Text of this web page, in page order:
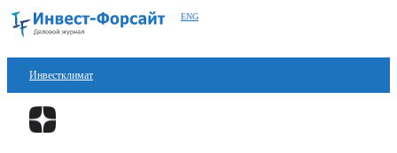
ENG
Инвестклимат
Финансы